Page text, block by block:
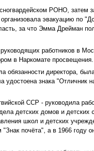
РОНО, затем
эвакуацию по
за что Эмма Дрейман
работников в
в Наркомате просвещения.
обязанности директора,
удостоена знака "Отличник
ССР - руководила
детских домов и детских
школ и детских
почёта", а в 1966 году